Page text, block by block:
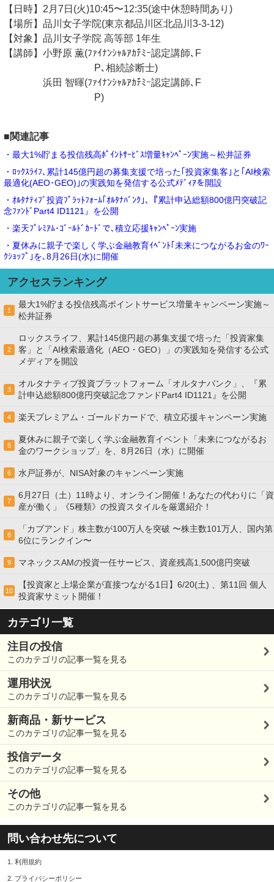
【日時】2月7日(火)10:45〜12:35(途中休憩時間あり)
【場所】品川女子学院(東京都品川区北品川3-3-12)
【対象】品川女子学院 高等部 1年生
【講師】小野原 薫(ﾌｧｲﾅﾝｼｬﾙｱｶﾃ゙ﾐｰ認定講師､F
P､相続診断士)
浜田 智暉(ﾌｧｲﾅﾝｼｬﾙｱｶﾃ゙ﾐｰ認定講師､F
P)
■関連記事
・最大1%貯まる投信残高ﾎﾟｲﾝﾄｻｰﾋﾞｽ増量ｷｬﾝﾍﾟｰﾝ実施～松井証券
・ﾛｯｸｽﾗｲﾌ､累計145億円超の募集支援で培った｢投資家集客｣と｢AI検索
最適化(AEO･GEO)｣の実践知を発信する公式ﾒﾃﾞｨｱを開設
・ｵﾙﾀﾅﾃｨﾌﾞ投資ﾌﾟﾗｯﾄﾌｫｰﾑ｢ｵﾙﾀﾅﾊﾞﾝｸ｣､『累計申込総額800億円突破記
念ﾌｧﾝﾄﾞPart4 ID1121』を公開
・楽天ﾌﾟﾚﾐｱﾑ･ｺﾞｰﾙﾄﾞｶｰﾄﾞで､積立応援ｷｬﾝﾍﾟｰﾝ実施
・夏休みに親子で楽しく学ぶ金融教育ｲﾍﾞﾝﾄ｢未来につながるお金のﾜｰ
ｸｼｮｯﾌﾟ｣を､8月26日(水)に開催
アクセスランキング
1
最大1%貯まる投信残高ポイントサービス増量キャンペーン実施～
松井証券
2
ロックスライフ、累計145億円超の募集支援で培った「投資家集
客」と「AI検索最適化（AEO・GEO）」の実践知を発信する公式
メディアを開設
3
オルタナティブ投資プラットフォーム「オルタナバンク」、『累
計申込総額800億円突破記念ファンドPart4 ID1121』を公開
4 楽天プレミアム・ゴールドカードで、積立応援キャンペーン実施
5
夏休みに親子で楽しく学ぶ金融教育イベント「未来につながるお
金のワークショップ」を、8月26日（水）に開催
6 水戸証券が、NISA対象のキャンペーン実施
7
6月27日（土）11時より、オンライン開催！あなたの代わりに「資
産が働く」《5種類》の投資スタイルを厳選紹介！
8
「カブアンド」株主数が100万人を突破 〜株主数101万人、国内第
6位にランクイン〜
9 マネックスAMの投資一任サービス、資産残高1,500億円突破
10
【投資家と上場企業が直接つながる1日】6/20(土) 、第11回 個人
投資家サミット開催！
カテゴリ一覧
注目の投信
このカテゴリの記事一覧を見る
運用状況
このカテゴリの記事一覧を見る
新商品・新サービス
このカテゴリの記事一覧を見る
投信データ
このカテゴリの記事一覧を見る
その他
このカテゴリの記事一覧を見る
問い合わせ先について
1. 利用規約
2. プライバシーポリシー